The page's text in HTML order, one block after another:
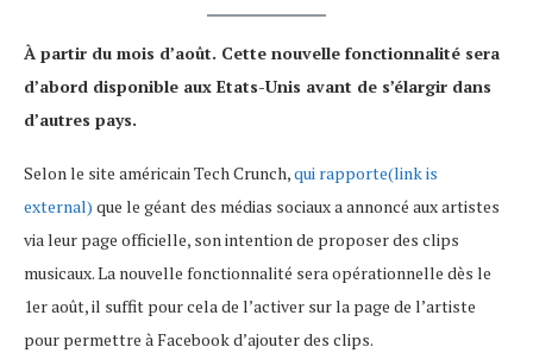
À partir du mois d’août. Cette nouvelle fonctionnalité sera
d’abord disponible aux Etats-Unis avant de s’élargir dans
d’autres pays.
Selon le site américain Tech Crunch,qui rapporte(link is
external) que le géant des médias sociaux a annoncé aux artistes
via leur page officielle, son intention de proposer des clips
musicaux. La nouvelle fonctionnalité sera opérationnelle dès le
1er août, il suffit pour cela de l’activer sur la page de l’artiste
pour permettre à Facebook d’ajouter des clips.